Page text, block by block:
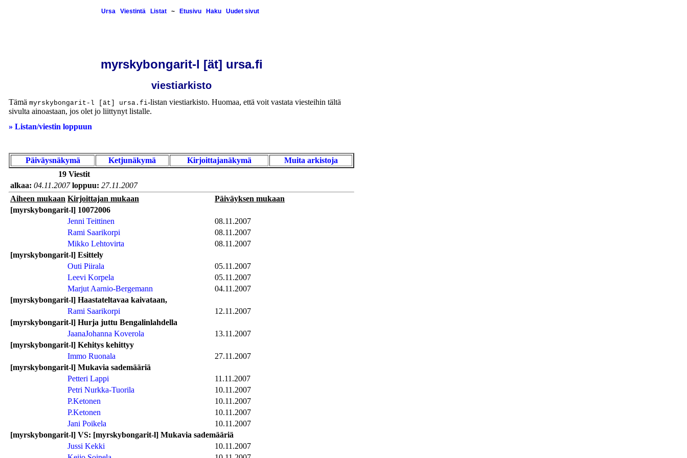
Ursa Viestintä Listat~ Etusivu Haku Uudet sivut
myrskybongarit-l [ät] ursa.fi
viestiarkisto
Tämä myrskybongarit-l [ät] ursa.fi-listan viestiarkisto. Huomaa, että voit vastata viesteihin tältä
sivulta ainoastaan, jos olet jo liittynyt listalle.
» Listan/viestin loppuun
Päiväysnäkymä Ketjunäkymä Kirjoittajanäkymä
Muita arkistoja
19 Viestit
alkaa: 04.11.2007 loppuu: 27.11.2007
Aiheen mukaan Kirjoittajan mukaan
Päiväyksen mukaan
[myrskybongarit-l] 10072006
Jenni Teittinen
08.11.2007
Rami Saarikorpi
08.11.2007
Mikko Lehtovirta
08.11.2007
[myrskybongarit-l] Esittely
Outi Piirala
05.11.2007
Leevi Korpela
05.11.2007
Marjut Aarnio-Bergemann
04.11.2007
[myrskybongarit-l] Haastateltavaa kaivataan,
Rami Saarikorpi
12.11.2007
[myrskybongarit-l] Hurja juttu Bengalinlahdella
JaanaJohanna Koverola
13.11.2007
[myrskybongarit-l] Kehitys kehittyy
Immo Ruonala
27.11.2007
[myrskybongarit-l] Mukavia sademääriä
Petteri Lappi
11.11.2007
Petri Nurkka-Tuorila
10.11.2007
P.Ketonen
10.11.2007
P.Ketonen
10.11.2007
Jani Poikela
10.11.2007
[myrskybongarit-l] VS: [myrskybongarit-l] Mukavia sademääriä
Jussi Kekki
10.11.2007